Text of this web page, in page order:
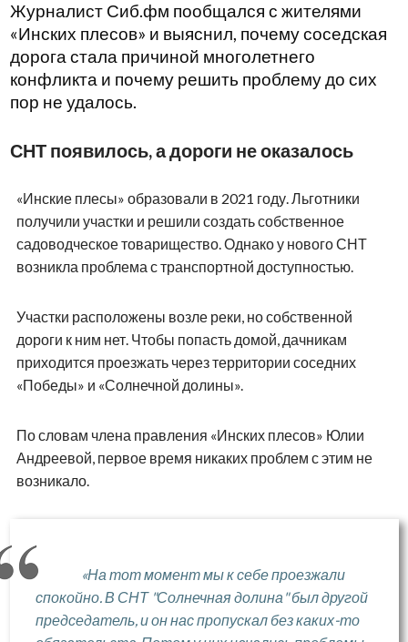
Журналист Сиб.фм пообщался с жителями
«Инских плесов» и выяснил, почему соседская
дорога стала причиной многолетнего
конфликта и почему решить проблему до сих
пор не удалось.
СНТ появилось, а дороги не оказалось
«Инские плесы» образовали в 2021 году. Льготники
получили участки и решили создать собственное
садоводческое товарищество. Однако у нового СНТ
возникла проблема с транспортной доступностью.
Участки расположены возле реки, но собственной
дороги к ним нет. Чтобы попасть домой, дачникам
приходится проезжать через территории соседних
«Победы» и «Солнечной долины».
По словам члена правления «Инских плесов» Юлии
Андреевой, первое время никаких проблем с этим не
возникало.
«На тот момент мы к себе проезжали
спокойно. В СНТ "Солнечная долина" был другой
председатель, и он нас пропускал без каких-то